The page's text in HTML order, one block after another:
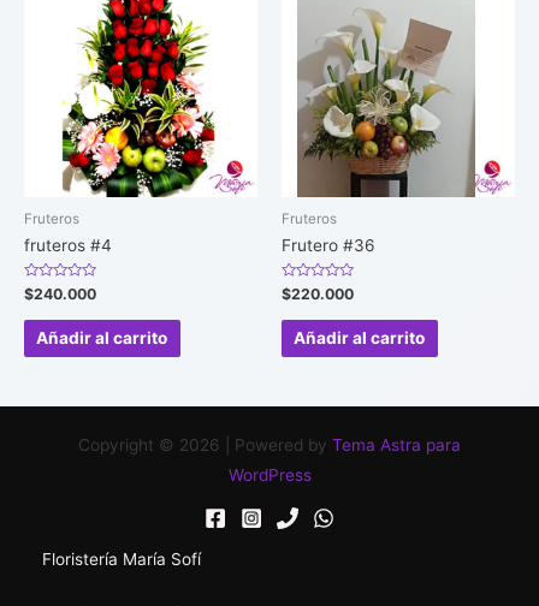
Fruteros
fruteros #4
Valorado
en
0
$240.000
Añadir al carrito
Fruteros
Frutero #36
Valorado
en
0
$220.000
Añadir al carrito
Copyright © 2026 | Powered by Tema Astra para
WordPress
Floristería María Sofí